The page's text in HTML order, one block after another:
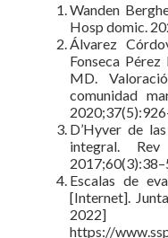
Wanden
Hosp domic.
Álvarez
Fonseca
MD.
comunidad
D’Hyver de
integral.
Escalas de
[Internet].
2022]
https://